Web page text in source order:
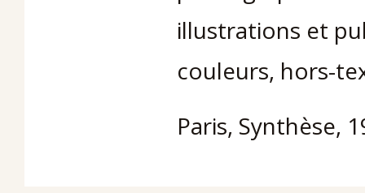
illustrations et
couleurs, hors-
Paris, Synthèse,